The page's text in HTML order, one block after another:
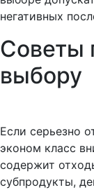
негативных
Советы
выбору
Если серьезно
эконом класс
содержит
субпродукты,